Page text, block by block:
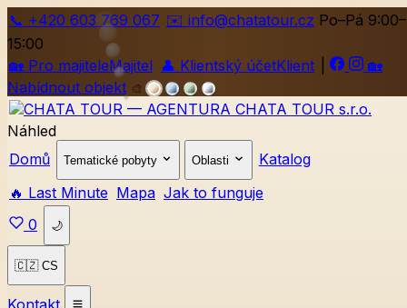
📞 +420 603 769 067 ✉️ info@chatatour.cz Po–Pá 9:00–
15:00
🏡 Pro majiteleMajitel 👤 Klientský účetKlient
🏡
Nabídnout objekt 🎨
Náhled
Domů
Tematické pobyty Oblasti
Katalog
🔥 Last Minute Mapa Jak to funguje
0
🌙
🇨🇿 CS